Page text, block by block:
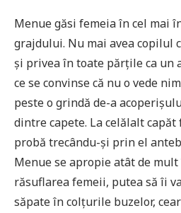
Menue găsi femeia în cel mai
grajdului. Nu mai avea copilul
și privea în toate părțile ca un
ce se convinse că nu o vede
peste o grindă de-a
dintre capete. La celălalt
probă trecându-și prin el
Menue se apropie atât de
răsuflarea femeii, putea să îi
săpate în colțurile buzelor,